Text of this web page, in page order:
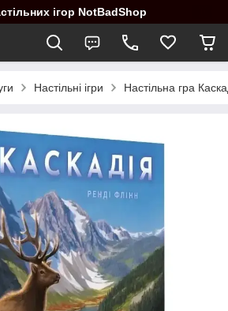
ігор NotBadShop
Настільні ігри Настільна гра